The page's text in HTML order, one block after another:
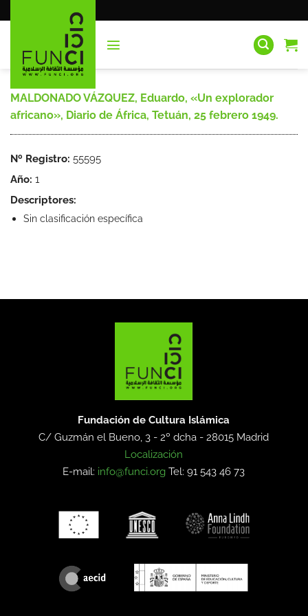
al
MALDONADO VÁZQUEZ, Eduardo, «Un explorador
africano», Diario de África, Tetuán, 25 febrero 1949.
Nº Registro: 55595
Año: 1
Descriptores:
Sin clasificación específica
Fundación de Cultura Islámica
C/ Guzmán el Bueno, 3 - 2º dcha -28015 Madrid
Localización
E-mail: info@funci.org Tel: 91 543 46 73